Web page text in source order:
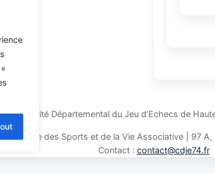
Comité Départemental du Jeu d’Echecs de
des Sports et de la Vie Associative | 97
Contact : contact@cdje74.fr